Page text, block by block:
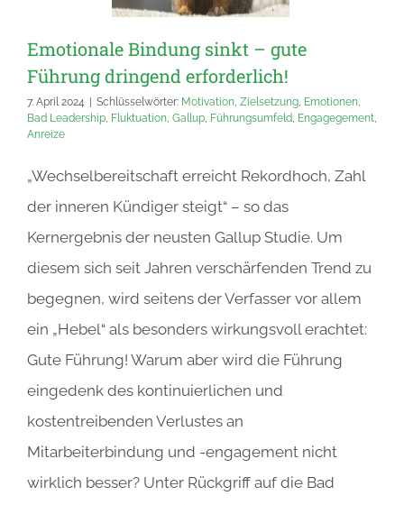
Emotionale Bindung sinkt – gute
Führung dringend erforderlich!
7. April 2024 Schlüsselwörter: Motivation, Zielsetzung, Emotionen,
Bad Leadership, Fluktuation, Gallup, Führungsumfeld, Engagegement,
Anreize
„Wechselbereitschaft erreicht Rekordhoch, Zahl
der inneren Kündiger steigt“ – so das
Kernergebnis der neusten Gallup Studie. Um
diesem sich seit Jahren verschärfenden Trend zu
begegnen, wird seitens der Verfasser vor allem
ein „Hebel“ als besonders wirkungsvoll erachtet:
Gute Führung! Warum aber wird die Führung
eingedenk des kontinuierlichen und
kostentreibenden Verlustes an
Mitarbeiterbindung und -engagement nicht
wirklich besser? Unter Rückgriff auf die Bad